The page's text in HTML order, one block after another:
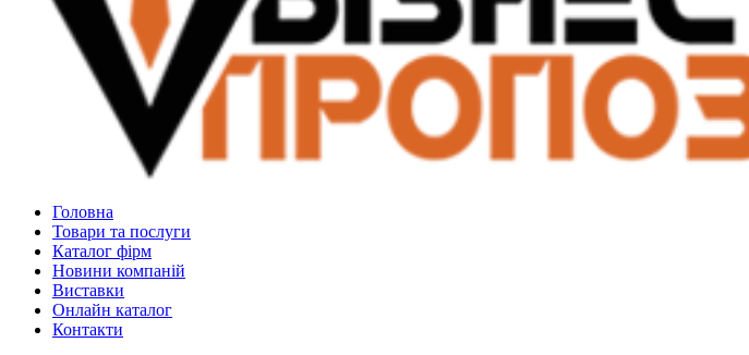
Головна
Товари та послуги
Каталог фірм
Новини компаній
Виставки
Онлайн каталог
Контакти